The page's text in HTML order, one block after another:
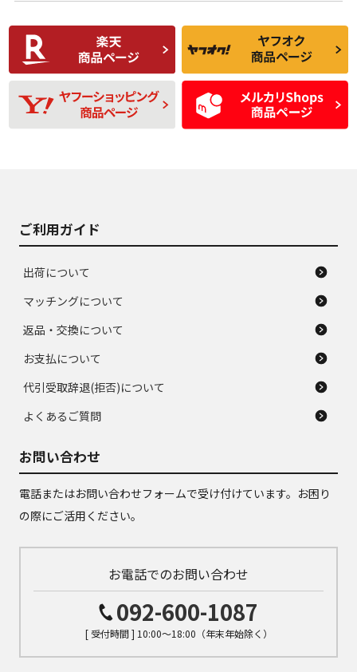
C
比較的きれいな中古
品
C
られるが、使用に問
題のない中古品
D
使用感や目立つ傷が
あり、一般的な中古
品
D
残り溝も少なく、偏
磨耗がみられ、短期
間使用できるくらい
の中古品
ご利用ガイド
出荷について
マッチングについて
返品・交換について
お支払について
代引受取辞退(拒否)について
よくあるご質問
お問い合わせ
電話またはお問い合わせフォームで受け付けています。お困り
の際にご活用ください。
お電話でのお問い合わせ
092-600-1087
[ 受付時間 ] 10:00～18:00（年末年始除く）